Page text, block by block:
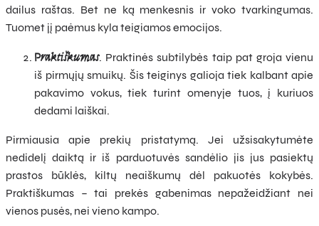
dailus raštas. Bet ne ką menkesnis ir voko tvarkingumas.
Tuomet jį paėmus kyla teigiamos emocijos.
Praktiškumas. Praktinės subtilybės taip pat groja vienu
iš pirmųjų smuikų. Šis teiginys galioja tiek kalbant apie
pakavimo vokus, tiek turint omenyje tuos, į kuriuos
dedami laiškai.
Pirmiausia apie prekių pristatymą. Jei užsisakytumėte
nedidelį daiktą ir iš parduotuvės sandėlio jis jus pasiektų
prastos būklės, kiltų neaiškumų dėl pakuotės kokybės.
Praktiškumas – tai prekės gabenimas nepažeidžiant nei
vienos pusės, nei vieno kampo.